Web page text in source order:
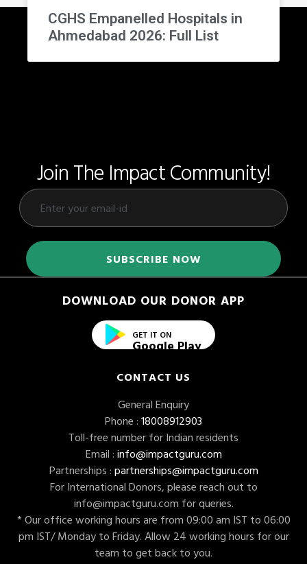
CGHS Empanelled Hospitals in
Ahmedabad 2026: Full List
Join The Impact Community!
DOWNLOAD OUR DONOR APP
GET IT ON
Google Play
CONTACT US
General Enquiry
Phone : 18008912903
Toll-free number for Indian residents
Email : info@impactguru.com
Partnerships : partnerships@impactguru.com
For International Donors, please reach out to
info@impactguru.com for queries.
* Our office working hours are from 09:00 am IST to 06:00
pm IST/ Monday to Friday. Allow 24 working hours for our
team to get back to you.